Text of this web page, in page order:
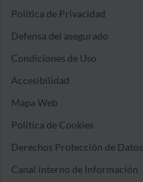
Política de Privacidad
Defensa del asegurado
Condiciones de Uso
Accesibilidad
Mapa Web
Política de Cookies
Derechos Protección de Datos
Canal interno de Información